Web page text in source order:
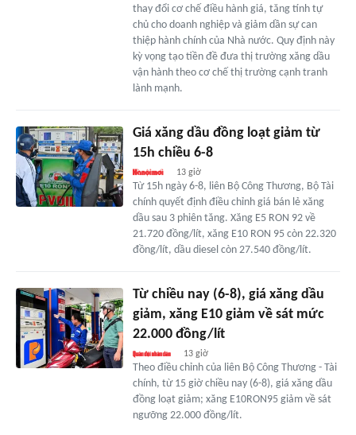
thay đổi cơ chế điều hành giá, tăng tính tự
chủ cho doanh nghiệp và giảm dần sự can
thiệp hành chính của Nhà nước. Quy định này
kỳ vọng tạo tiền đề đưa thị trường xăng dầu
vận hành theo cơ chế thị trường cạnh tranh
lành mạnh.
Giá xăng dầu đồng loạt giảm từ
15h chiều 6-8
13 giờ
Từ 15h ngày 6-8, liên Bộ Công Thương, Bộ Tài
chính quyết định điều chỉnh giá bán lẻ xăng
dầu sau 3 phiên tăng. Xăng E5 RON 92 về
21.720 đồng/lít, xăng E10 RON 95 còn 22.320
đồng/lít, dầu diesel còn 27.540 đồng/lít.
Từ chiều nay (6-8), giá xăng dầu
giảm, xăng E10 giảm về sát mức
22.000 đồng/lít
13 giờ
Theo điều chỉnh của liên Bộ Công Thương - Tài
chính, từ 15 giờ chiều nay (6-8), giá xăng dầu
đồng loạt giảm; xăng E10RON95 giảm về sát
ngưỡng 22.000 đồng/lít.